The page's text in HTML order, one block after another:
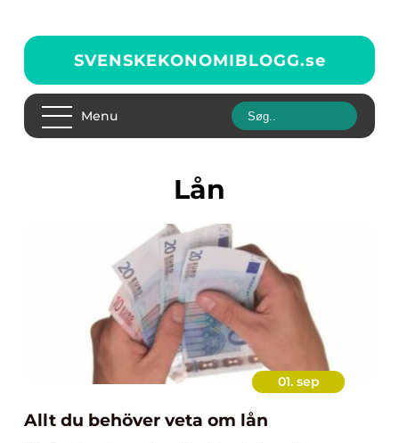
SVENSKEKONOMIBLOGG.se
Menu
lån
01. sep
Allt du behöver veta om lån